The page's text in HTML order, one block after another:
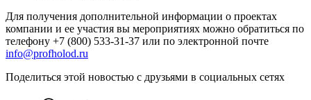
Для получения дополнительной информации о проектах
компании и ее участия вы мероприятиях можно обратиться по
телефону +7 (800) 533-31-37 или по электронной почте
info@profholod.ru
Поделиться этой новостью с друзьями в социальных сетях